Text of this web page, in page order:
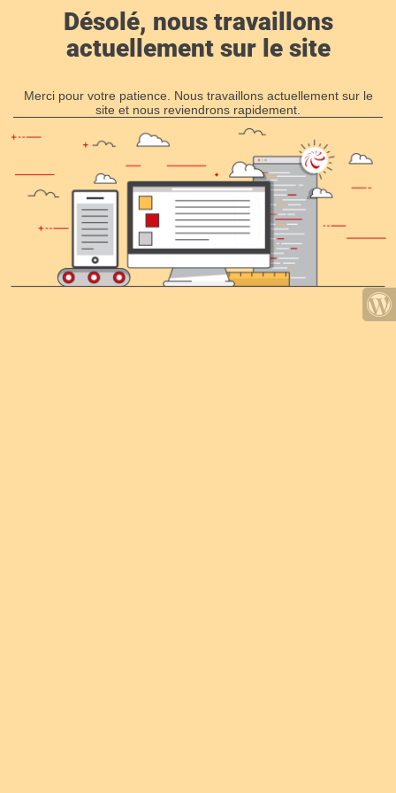
Désolé, nous travaillons
actuellement sur le site
Merci pour votre patience. Nous travaillons actuellement sur le
site et nous reviendrons rapidement.